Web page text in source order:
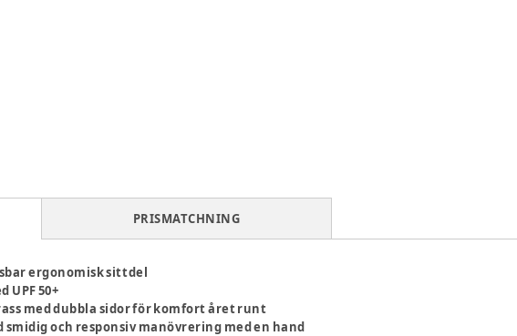
PRISMATCHNING
ergonomisk sittdel
50+
med dubbla sidor för komfort året runt
och responsiv manövrering med en hand